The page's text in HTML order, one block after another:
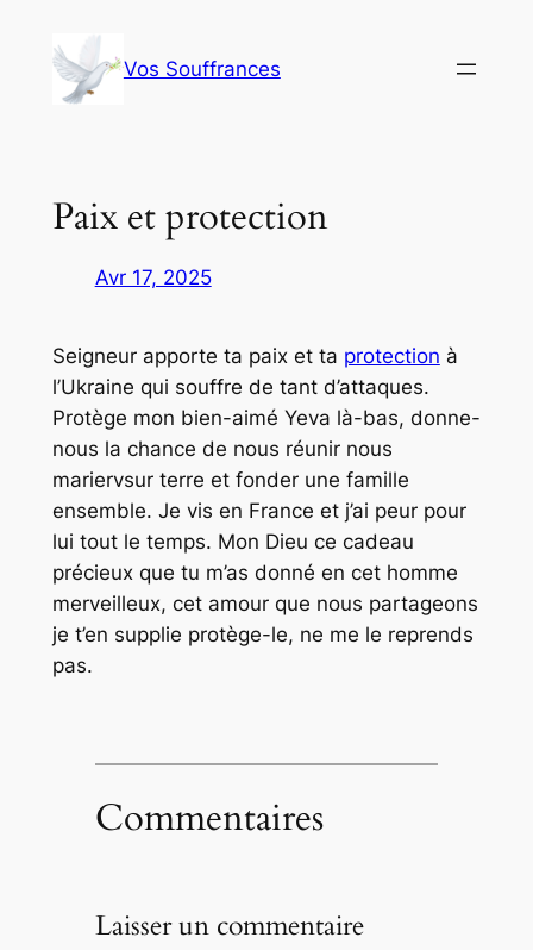
contenu
Vos Souffrances
Paix et protection
Avr 17, 2025
Seigneur apporte ta paix et ta protection à
l’Ukraine qui souffre de tant d’attaques.
Protège mon bien-aimé Yeva là-bas, donne-
nous la chance de nous réunir nous
mariervsur terre et fonder une famille
ensemble. Je vis en France et j’ai peur pour
lui tout le temps. Mon Dieu ce cadeau
précieux que tu m’as donné en cet homme
merveilleux, cet amour que nous partageons
je t’en supplie protège-le, ne me le reprends
pas.
Commentaires
Laisser un commentaire